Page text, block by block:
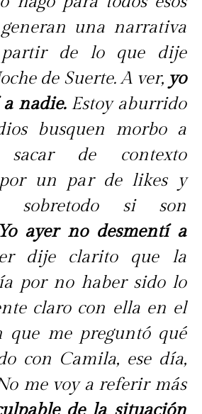
una narrativa
partir de lo que dije
de Suerte. A ver, yo
nadie.Estoy aburrido
busquen morbo a
de contexto
por un par de likes y
sobretodo si son
Yo ayer no desmentí a
dije clarito que la
por no haber sido lo
claro con ella en el
que me preguntó qué
con Camila, ese día,
me voy a referir más